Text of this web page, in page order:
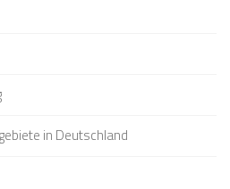
in Deutschland